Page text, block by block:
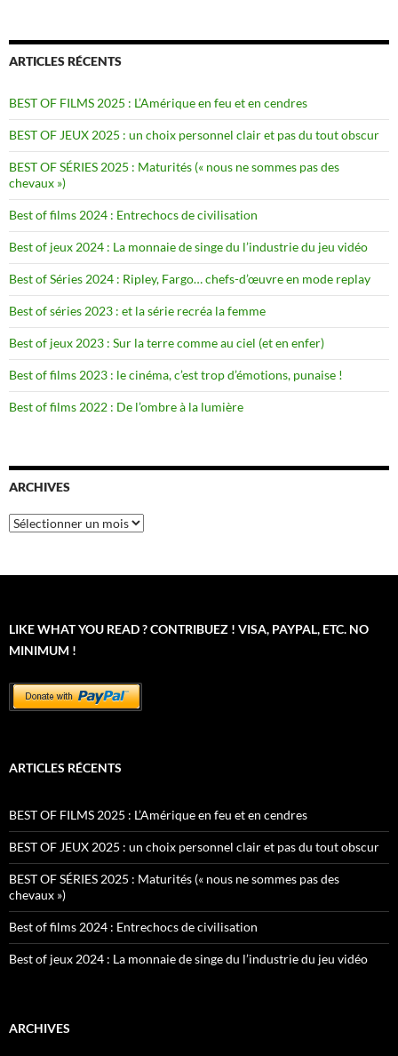
ARTICLES RÉCENTS
BEST OF FILMS 2025 : L’Amérique en feu et en cendres
BEST OF JEUX 2025 : un choix personnel clair et pas du tout obscur
BEST OF SÉRIES 2025 : Maturités (« nous ne sommes pas des
chevaux »)
Best of films 2024 : Entrechocs de civilisation
Best of jeux 2024 : La monnaie de singe du l’industrie du jeu vidéo
Best of Séries 2024 : Ripley, Fargo… chefs-d’œuvre en mode replay
Best of séries 2023 : et la série recréa la femme
Best of jeux 2023 : Sur la terre comme au ciel (et en enfer)
Best of films 2023 : le cinéma, c’est trop d’émotions, punaise !
Best of films 2022 : De l’ombre à la lumière
ARCHIVES
Archives
LIKE WHAT YOU READ ? CONTRIBUEZ ! VISA, PAYPAL, ETC. NO
MINIMUM !
ARTICLES RÉCENTS
BEST OF FILMS 2025 : L’Amérique en feu et en cendres
BEST OF JEUX 2025 : un choix personnel clair et pas du tout obscur
BEST OF SÉRIES 2025 : Maturités (« nous ne sommes pas des
chevaux »)
Best of films 2024 : Entrechocs de civilisation
Best of jeux 2024 : La monnaie de singe du l’industrie du jeu vidéo
ARCHIVES